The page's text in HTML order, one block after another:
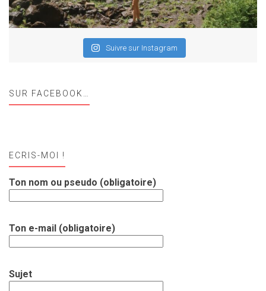
Suivre sur Instagram
SUR FACEBOOK…
ECRIS-MOI !
Ton nom ou pseudo (obligatoire)
Ton e-mail (obligatoire)
Sujet